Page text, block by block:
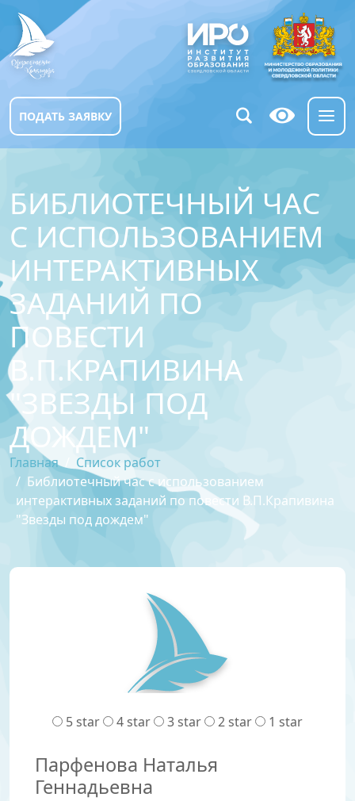
ПОДАТЬ ЗАЯВКУ
БИБЛИОТЕЧНЫЙ ЧАС
С ИСПОЛЬЗОВАНИЕМ
ИНТЕРАКТИВНЫХ
ЗАДАНИЙ ПО
ПОВЕСТИ
В.П.КРАПИВИНА
"ЗВЕЗДЫ ПОД
ДОЖДЕМ"
Главная
Список работ
Библиотечный час с использованием
интерактивных заданий по повести В.П.Крапивина
"Звезды под дождем"
5 star 4 star 3 star 2 star 1 star
Парфенова Наталья
Геннадьевна